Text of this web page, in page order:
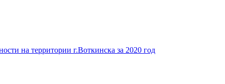
на территории г.Воткинска за 2020 год